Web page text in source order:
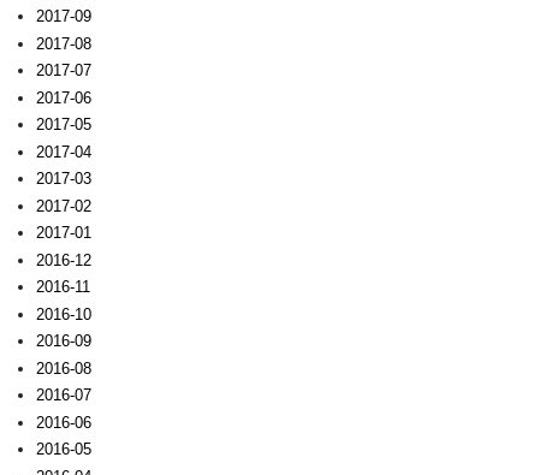
2017-09
2017-08
2017-07
2017-06
2017-05
2017-04
2017-03
2017-02
2017-01
2016-12
2016-11
2016-10
2016-09
2016-08
2016-07
2016-06
2016-05